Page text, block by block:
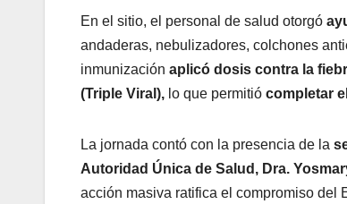
​En el sitio, el personal de salud otorgó
andaderas, nebulizadores, colchones
inmunización aplicó dosis contra la
(Triple Viral), lo que permitió completar
​La jornada contó con la presencia de la
Autoridad Única de Salud, Dra.
acción masiva ratifica el compromiso del